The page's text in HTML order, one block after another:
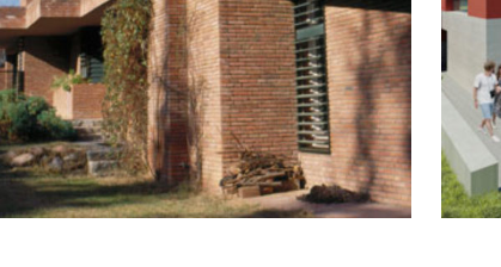
Casa taller per a un escultor a
Olérdola